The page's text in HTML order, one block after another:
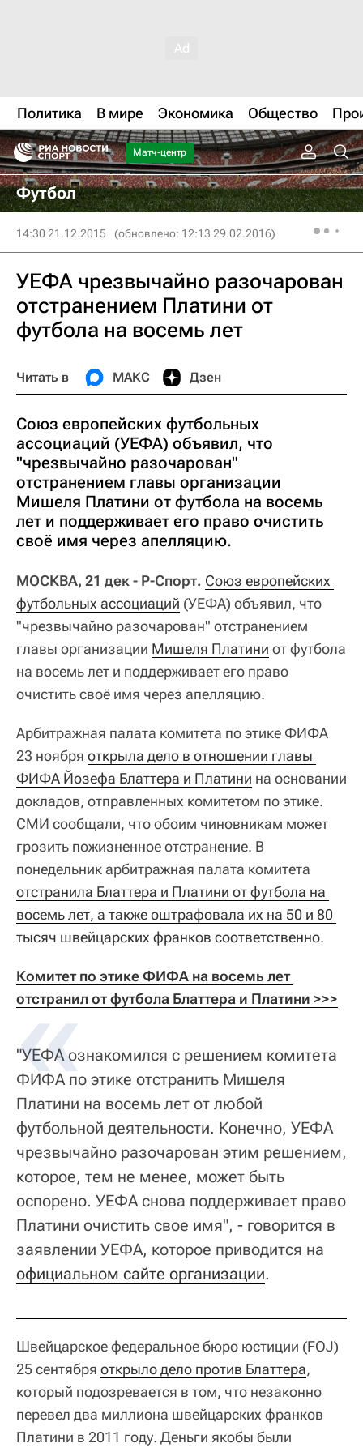
Политика В мире Экономика Общество
Матч-центр
Футбол
14:30 21.12.2015 (обновлено: 12:13 29.02.2016)
УЕФА чрезвычайно разочарован
отстранением Платини от
футбола на восемь лет
Читать в МАКС Дзен
Союз европейских футбольных
ассоциаций (УЕФА) объявил, что
"чрезвычайно разочарован"
отстранением главы организации
Мишеля Платини от футбола на восемь
лет и поддерживает его право очистить
своё имя через апелляцию.
МОСКВА, 21 дек - Р-Спорт. Союз европейских
футбольных ассоциаций (УЕФА) объявил, что
"чрезвычайно разочарован" отстранением
главы организации Мишеля Платини от футбола
на восемь лет и поддерживает его право
очистить своё имя через апелляцию.
Арбитражная палата комитета по этике ФИФА
23 ноября открыла дело в отношении главы
ФИФА Йозефа Блаттера и Платини на основании
докладов, отправленных комитетом по этике.
СМИ сообщали, что обоим чиновникам может
грозить пожизненное отстранение. В
понедельник арбитражная палата комитета
отстранила Блаттера и Платини от футбола на
восемь лет, а также оштрафовала их на 50 и 80
тысяч швейцарских франков соответственно.
Комитет по этике ФИФА на восемь лет
отстранил от футбола Блаттера и Платини >>>
"УЕФА ознакомился с решением комитета
ФИФА по этике отстранить Мишеля
Платини на восемь лет от любой
футбольной деятельности. Конечно, УЕФА
чрезвычайно разочарован этим решением,
которое, тем не менее, может быть
оспорено. УЕФА снова поддерживает право
Платини очистить свое имя", - говорится в
заявлении УЕФА, которое приводится на
официальном сайте организации.
Швейцарское федеральное бюро юстиции (FOJ)
25 сентября открыло дело против Блаттера,
который подозревается в том, что незаконно
перевел два миллиона швейцарских франков
Платини в 2011 году. Деньги якобы были